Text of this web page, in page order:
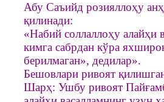
Абу Саъийд розияллоҳу
қилинади:
«Набий соллаллоҳу алайҳи
кимга сабрдан кўра
берилмаган», дедилар».
Бешовлари ривоят
Шарҳ: Ушбу ривоят